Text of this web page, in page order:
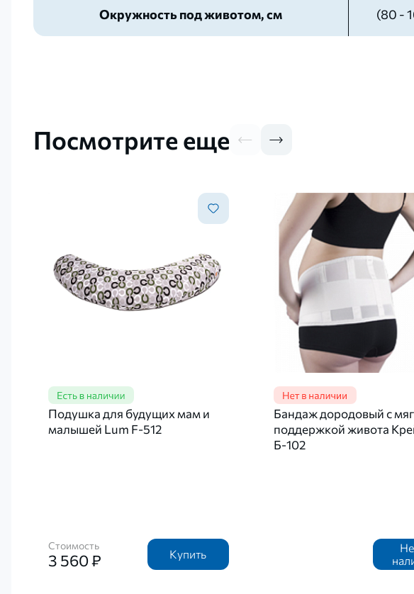
Окружность под животом, см (80 -
Посмотрите еще
Подушка для будущих мам и
малышей Lum F-512
Стоимость
3 560 ₽ Купить
Бандаж дородовый с
поддержкой живота
Б-102